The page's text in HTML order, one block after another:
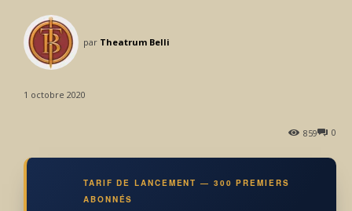
par Theatrum Belli
1 octobre 2020
0
859
TARIF DE LANCEMENT — 300 PREMIERS
ABONNÉS